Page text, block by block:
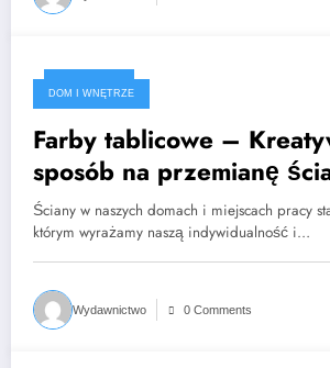
2024-04-17
DOM I WNĘTRZE
Farby tablicowe –
sposób na przemianę
Ściany w naszych domach i miejscach pracy
którym wyrażamy naszą indywidualność i…
Wydawnictwo 0 Comments